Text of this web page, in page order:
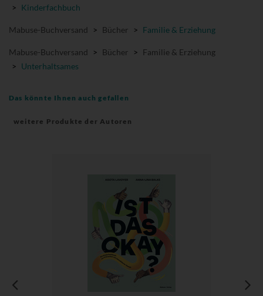
> Kinderfachbuch
Mabuse-Buchversand > Bücher > Familie & Erziehung
Mabuse-Buchversand > Bücher > Familie & Erziehung
> Unterhaltsames
Das könnte Ihnen auch gefallen
weitere Produkte der Autoren